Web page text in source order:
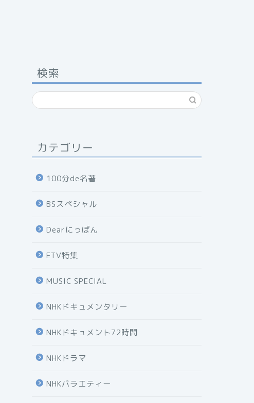
検索
カテゴリー
100分de名著
BSスペシャル
Dearにっぽん
ETV特集
MUSIC SPECIAL
NHKドキュメンタリー
NHKドキュメント72時間
NHKドラマ
NHKバラエティー